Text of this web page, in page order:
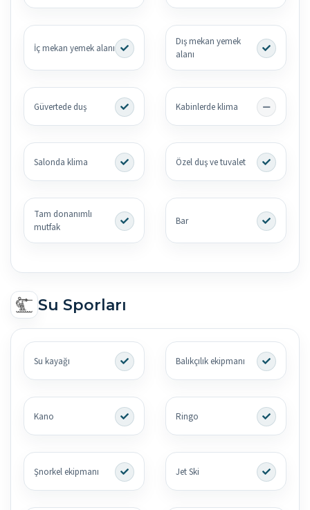
İç mekan yemek alanı
Dış mekan yemek
alanı
Güvertede duş Kabinlerde klima
Salonda klima Özel duş ve tuvalet
Tam donanımlı
mutfak
Bar
Su Sporları
Su kayağı Balıkçılık ekipmanı
Kano Ringo
Şnorkel ekipmanı Jet Ski